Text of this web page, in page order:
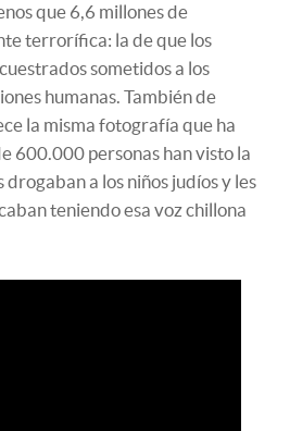
que 6,6 millones de
terrorífica: la de que los
sometidos a los
humanas. También de
la misma fotografía que ha
600.000 personas han visto la
a los niños judíos y les
teniendo esa voz chillona